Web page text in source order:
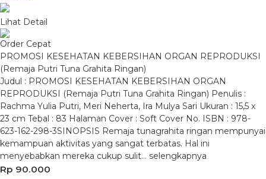
Lihat Detail
Order Cepat
PROMOSI KESEHATAN KEBERSIHAN ORGAN REPRODUKSI
(Remaja Putri Tuna Grahita Ringan)
Judul : PROMOSI KESEHATAN KEBERSIHAN ORGAN
REPRODUKSI (Remaja Putri Tuna Grahita Ringan) Penulis :
Rachma Yulia Putri, Meri Neherta, Ira Mulya Sari Ukuran : 15,5 x
23 cm Tebal : 83 Halaman Cover : Soft Cover No. ISBN : 978-
623-162-298-3SINOPSIS Remaja tunagrahita ringan mempunyai
kemampuan aktivitas yang sangat terbatas. Hal ini
menyebabkan mereka cukup sulit… selengkapnya
Rp 90.000